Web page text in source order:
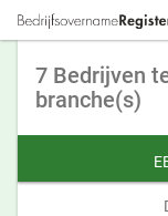
7 Bedrijven
branche(s)